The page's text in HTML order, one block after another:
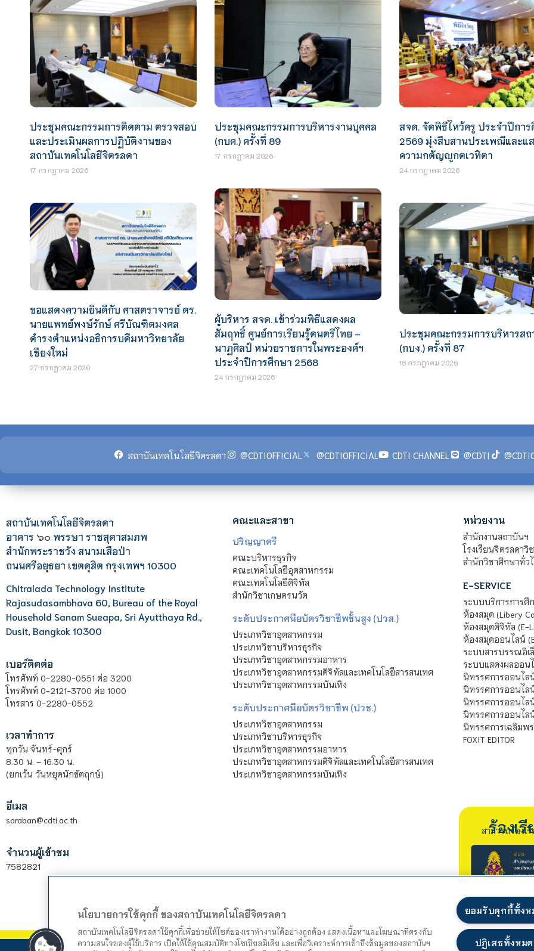
ประชุมคณะกรรมการติดตาม ตรวจสอบ
และประเมินผลการปฏิบัติงานของ
สถาบันเทคโนโลยีจิตรลดา
17 กรกฎาคม 2026
ประชุมคณะกรรมการบริหารงานบุคคล
(กบค.) ครั้งที่ 89
17 กรกฎาคม 2026
สจด. จัดพิธีไหว้ครู ประจำปีกา
2569 มุ่งสืบสานประเพณีและแ
ความกตัญญูกตเวทิตา
24 กรกฎาคม 2026
ขอแสดงความยินดีกับ ศาสตราจารย์ ดร.
นายแพทย์พงษ์รักษ์ ศรีบัณฑิตมงคล
ดำรงตำแหน่งอธิการบดีมหาวิทยาลัย
เชียงใหม่
27 กรกฎาคม 2026
ผู้บริหาร สจด. เข้าร่วมพิธีแสดงผล
สัมฤทธิ์ ศูนย์การเรียนรู้ดนตรีไทย –
นาฏศิลป์ หน่วยราชการในพระองค์ฯ
ประจำปีการศึกษา 2568
24 กรกฎาคม 2026
ประชุมคณะกรรมการบริหารส
(กบง.) ครั้งที่ 87
18 กรกฎาคม 2026
สถาบันเทคโนโลยีจิตรลดา @CDTIOFFICIAL @CDTIOFFICIAL CDTI CHANNEL @CDTI
สถาบันเทคโนโลยีจิตรลดา
อาคาร ๖๐ พรรษา ราชสุดาสมภพ
สำนักพระราชวัง สนามเสือป่า
ถนนศรีอยุธยา เขตดุสิต กรุงเทพฯ 10300
Chitralada Technology Institute
Rajasudasambhava 60, Bureau of the Royal
Household Sanam Sueapa, Sri Ayutthaya Rd.,
Dusit, Bangkok 10300
เบอร์ติดต่อ
โทรศัพท์ 0-2280-0551 ต่อ 3200
โทรศัพท์ 0-2121-3700 ต่อ 1000
โทรสาร 0-2280-0552
เวลาทำการ
ทุกวัน จันทร์-ศุกร์
8.30 น. – 16.30 น.
(ยกเว้น วันหยุดนักขัตฤกษ์)
อีเมล
saraban@cdti.ac.th
จำนวนผู้เข้าชม
7582821
คณะและสาขา
ปริญญาตรี
คณะบริหารธุรกิจ
คณะเทคโนโลยีอุตสาหกรรม
คณะเทคโนโลยีดิจิทัล
สำนักวิชาเกษตรนวัต
ระดับประกาศนียบัตรวิชาชีพชั้นสูง (ปวส.)
ประเภทวิชาอุตสาหกรรม
ประเภทวิชาบริหารธุรกิจ
ประเภทวิชาอุตสาหกรรมอาหาร
ประเภทวิชาอุตสาหกรรมดิจิทัลและเทคโนโลยีสารสนเทศ
ประเภทวิชาอุตสาหกรรมบันเทิง
ระดับประกาศนียบัตรวิชาชีพ (ปวช.)
ประเภทวิชาอุตสาหกรรม
ประเภทวิชาบริหารธุรกิจ
ประเภทวิชาอุตสาหกรรมอาหาร
ประเภทวิชาอุตสาหกรรมดิจิทัลและเทคโนโลยีสารสนเทศ
ประเภทวิชาอุตสาหกรรมบันเทิง
หน่วยงาน
สำนักงานสถาบันฯ
โรงเรียนจิตรลดาวิ
สำนักวิชาศึกษาทั่ว
E-SERVICE
ระบบบริการการศึก
ห้องสมุด (Libery
ห้องสมุดดิจิทัล (E-
ห้องสมุดออนไลน์
ระบบสารบรรณอิเ
ระบบแสดงผลออน
นิทรรศการออนไล
นิทรรศการออนไล
นิทรรศการออนไล
นิทรรศการออนไล
นิทรรศการเฉลิมพ
FOXIT EDITOR
ร้องเ
สามารถร้อง
นโยบายการใช้คุกกี้ ของสถาบันเทคโนโลยีจิตรลดา
สถาบันเทคโนโลยีจิตรลดาใช้คุกกี้เพื่อช่วยให้ไซต์ของเราทำงานได้อย่างถูกต้อง แสดงเนื้อหาและโฆษณาที่ตรงกับ
ความสนใจของผู้ใช้บริการ เปิดให้ใช้คุณสมบัติทางโซเชียลมีเดีย และเพื่อวิเคราะห์การเข้าถึงข้อมูลของสถาบันฯ
ยอมรับคุกกี้ทั้งห
ปฏิเสธทั้งหมด